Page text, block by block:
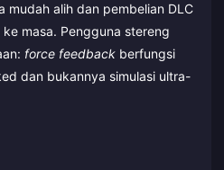
mudah alih dan pembelian DLC
masa. Pengguna stereng
force feedback berfungsi
dan bukannya simulasi ultra-